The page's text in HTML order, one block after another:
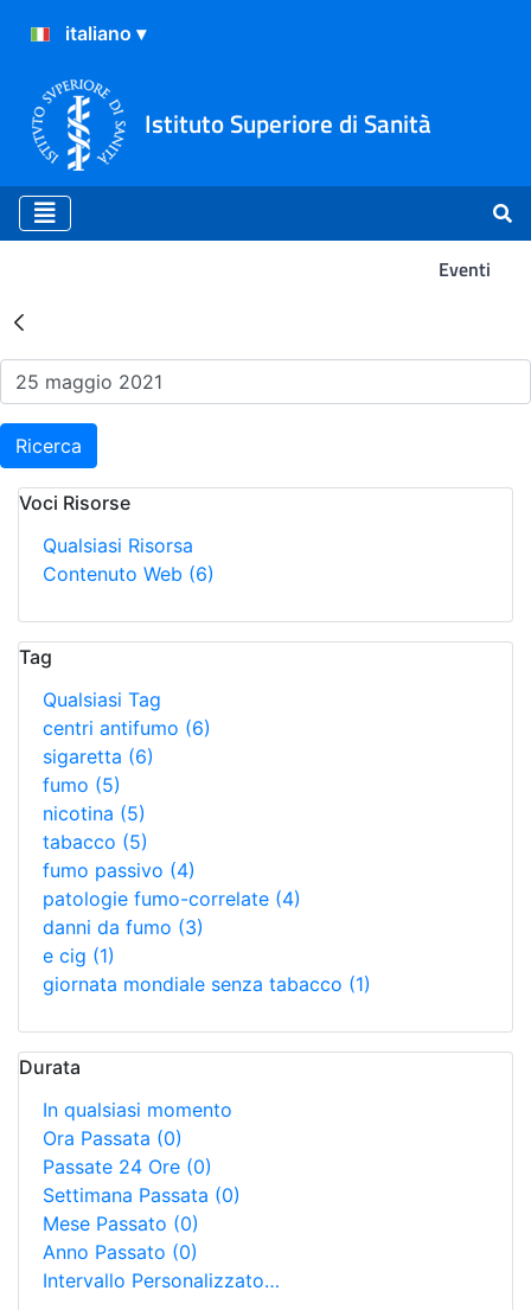
Istituto Superiore di Sanità
Eventi
Risultati della Ricerca -
Ricerca
Voci Risorse
Qualsiasi Risorsa
Contenuto Web (6)
Tag
Qualsiasi Tag
centri antifumo (6)
sigaretta (6)
fumo (5)
nicotina (5)
tabacco (5)
fumo passivo (4)
patologie fumo-correlate (4)
danni da fumo (3)
e cig (1)
giornata mondiale senza tabacco (1)
Durata
In qualsiasi momento
Ora Passata (0)
Passate 24 Ore (0)
Settimana Passata (0)
Mese Passato (0)
Anno Passato (0)
Intervallo Personalizzato…